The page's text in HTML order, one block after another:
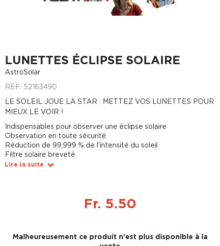
LUNETTES ÉCLIPSE SOLAIRE
AstroSolar
REF. 52163490
LE SOLEIL JOUE LA STAR : METTEZ VOS LUNETTES POUR
MIEUX LE VOIR !
Indispensables pour observer une éclipse solaire
Observation en toute sécurité
Réduction de 99,999 % de l'intensité du soleil
Filtre solaire breveté
Lire la suite
Fr. 5.50
Malheureusement ce produit n'est plus disponible à la